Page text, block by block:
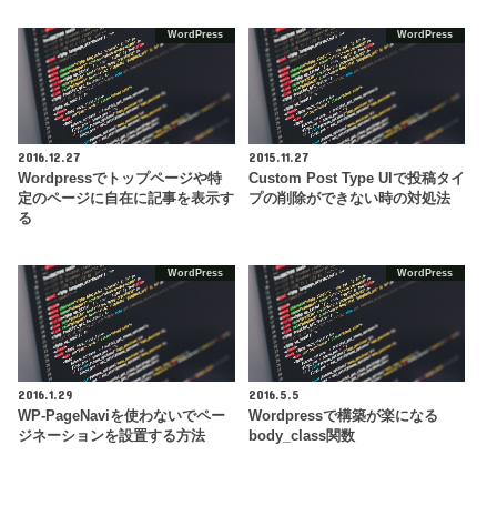
WordPress
2016.12.27
Wordpressでトップページや特
定のページに自在に記事を表示す
る
WordPress
2015.11.27
Custom Post Type UIで投稿タイ
プの削除ができない時の対処法
WordPress
2016.1.29
WP-PageNaviを使わないでペー
ジネーションを設置する方法
WordPress
2016.5.5
Wordpressで構築が楽になる
body_class関数